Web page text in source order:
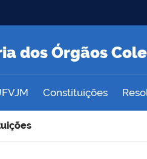
dos Órgãos
Constituições